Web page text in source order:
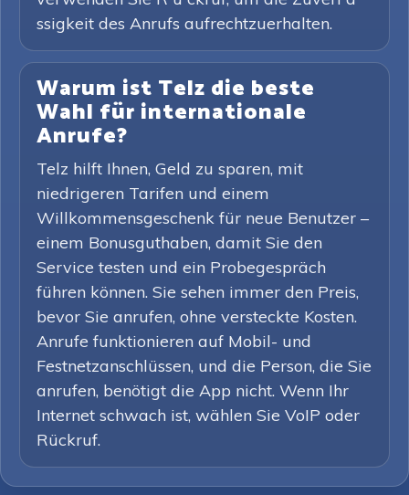
ssigkeit des Anrufs aufrechtzuerhalten.
Warum ist Telz die beste
Wahl für internationale
Anrufe?
Telz hilft Ihnen, Geld zu sparen, mit
niedrigeren Tarifen und einem
Willkommensgeschenk für neue Benutzer –
einem Bonusguthaben, damit Sie den
Service testen und ein Probegespräch
führen können. Sie sehen immer den Preis,
bevor Sie anrufen, ohne versteckte Kosten.
Anrufe funktionieren auf Mobil- und
Festnetzanschlüssen, und die Person, die Sie
anrufen, benötigt die App nicht. Wenn Ihr
Internet schwach ist, wählen Sie VoIP oder
Rückruf.